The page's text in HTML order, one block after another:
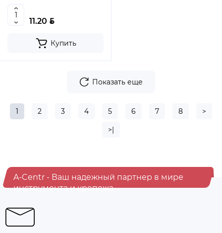
11.20 BYN
Купить
Показать еще
1 2 3 4 5 6 7 8 >
>|
A-Centr - Ваш надежный партнер в мире
инструмента и крепежа